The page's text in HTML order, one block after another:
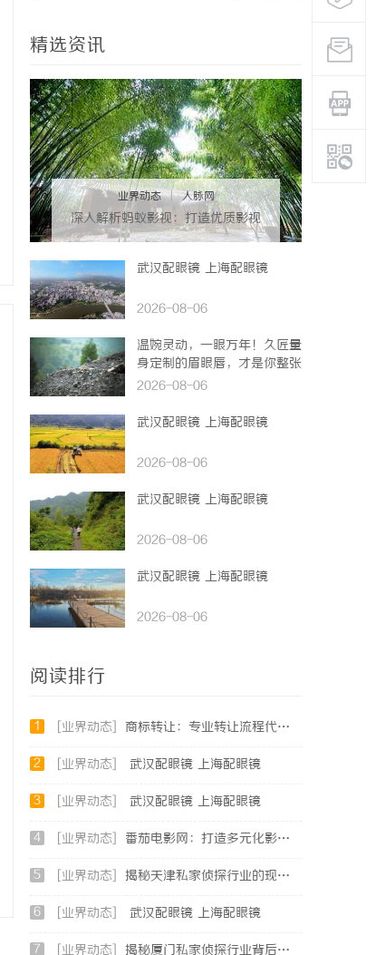
娱乐平台
精选资讯
业界动态 | 人脉网
深入解析蚂蚁影视：打造优质影视
资源新平台
武汉配眼镜 上海配眼镜
2026-08-06
温婉灵动，一眼万年！久匠量
身定制的眉眼唇，才是你整张
脸的点睛之笔！淡颜系女生的
2026-08-06
武汉配眼镜 上海配眼镜
2026-08-06
武汉配眼镜 上海配眼镜
2026-08-06
武汉配眼镜 上海配眼镜
2026-08-06
阅读排行
1 [业界动态] 商标转让：专业转让流程代办，包转让成功再付款
2 [业界动态] 武汉配眼镜 上海配眼镜
3 [业界动态] 武汉配眼镜 上海配眼镜
4 [业界动态] 番茄电影网：打造多元化影视资源平台的新时代先锋
5 [业界动态] 揭秘天津私家侦探行业的现状与发展趋势
6 [业界动态] 武汉配眼镜 上海配眼镜
7 [业界动态] 揭秘厦门私家侦探行业背后的故事与服务价值